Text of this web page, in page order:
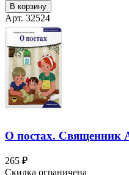
В корзину
Арт. 32524
О постах. Священник
265 ₽
Скидка ограничена